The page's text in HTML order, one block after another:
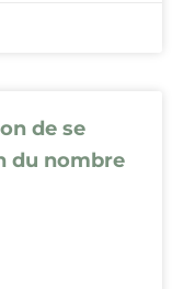
de se
du nombre